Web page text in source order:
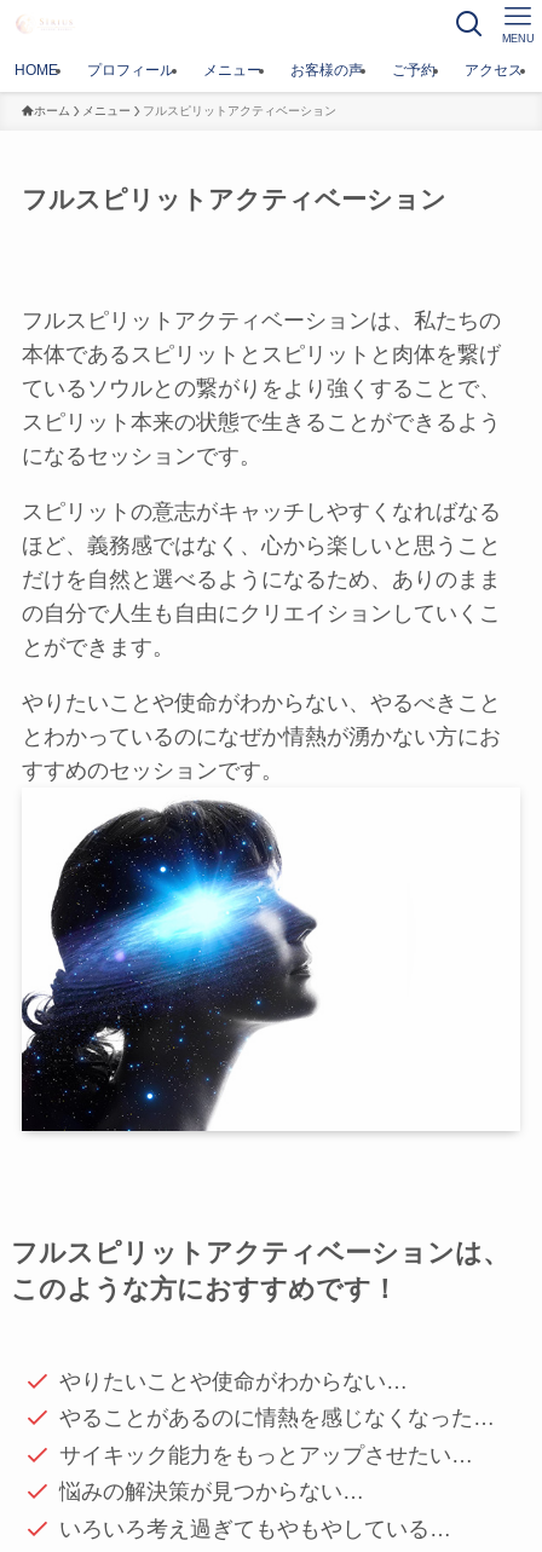
MENU
HOME プロフィール メニュー お客様の声 ご予約 アクセス
ホーム メニュー フルスピリットアクティベーション
フルスピリットアクティベーション
フルスピリットアクティベーションは、私たちの
本体であるスピリットとスピリットと肉体を繋げ
ているソウルとの繋がりをより強くすることで、
スピリット本来の状態で生きることができるよう
になるセッションです。
スピリットの意志がキャッチしやすくなればなる
ほど、義務感ではなく、心から楽しいと思うこと
だけを自然と選べるようになるため、ありのまま
の自分で人生も自由にクリエイションしていくこ
とができます。
やりたいことや使命がわからない、やるべきこと
とわかっているのになぜか情熱が湧かない方にお
すすめのセッションです。
フルスピリットアクティベーションは、
このような方におすすめです！
やりたいことや使命がわからない…
やることがあるのに情熱を感じなくなった…
サイキック能力をもっとアップさせたい…
悩みの解決策が見つからない…
いろいろ考え過ぎてもやもやしている…